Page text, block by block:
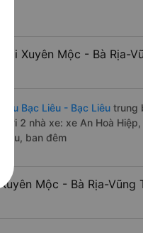
Xuyên Mộc - Bà Rịa-
Bạc Liêu - Bạc Liêu trung
2 nhà xe: xe An Hoà Hiệp,
ban đêm
Mộc - Bà Rịa-Vũng